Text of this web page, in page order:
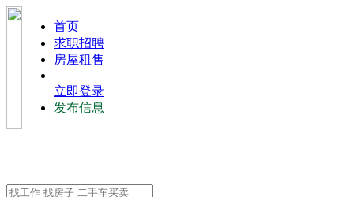
⾸⻚
求职招聘
房屋租售
立即登录
发布信息